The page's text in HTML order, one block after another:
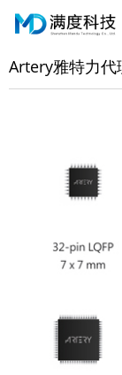
主页>产品中心>
Artery雅特力代